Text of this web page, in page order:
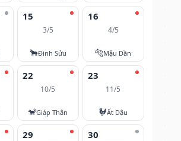
15
3/5
🐂Đinh Sửu
16
4/5
🐅Mậu Dần
22
10/5
🐒Giáp Thân
23
11/5
🐓Ất Dậu
29 30